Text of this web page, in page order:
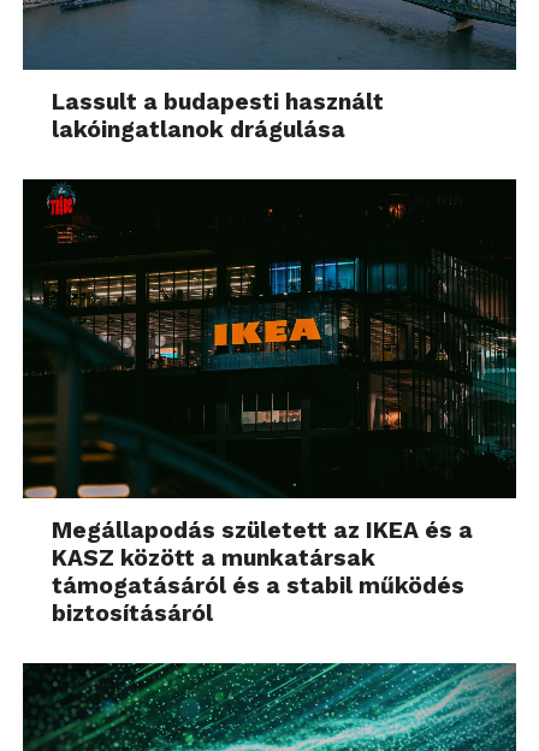
Lassult a budapesti használt
lakóingatlanok drágulása
Megállapodás született az IKEA és a
KASZ között a munkatársak
támogatásáról és a stabil működés
biztosításáról